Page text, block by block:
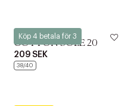
Köp 4 betala för 3
Kunert
COTTON SOLE 20
209 SEK
38/40